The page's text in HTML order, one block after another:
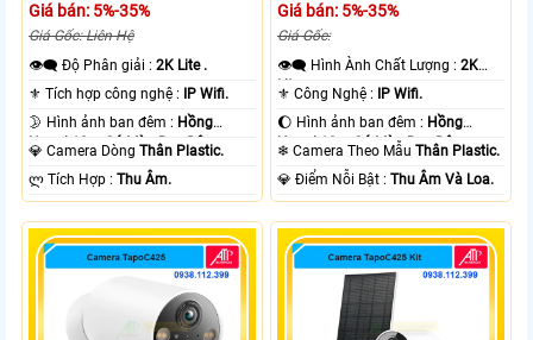
Giá bán: 5%-35%
Giá Gốc: Liên Hệ
👁️‍🗨 Độ Phân giải :2K Lite .
⚜️ Tích hợp công nghệ : IP Wifi.
🌛 Hình ảnh ban đêm : Hồng
Ngoại 10m Có Màu Ban Ðêm.
💎 Camera DòngThân Plastic.
️ლ Tích Hợp :Thu Âm.
Giá bán: 5%-35%
Giá Gốc:
👁️‍🗨 Hình Ành Chất Lượng :2K
Lite .
⚜️ Công Nghệ : IP Wifi.
🌔 Hình ảnh ban đêm : Hồng
Ngoại 10m Có Màu Ban Ðêm.
❄ Camera Theo MẫuThân Plastic.
️💎 Điểm Nỗi Bật :Thu Âm Và Loa.